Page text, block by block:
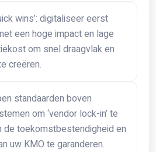
wins’: digitaliseer eerst
een hoge impact en lage
om snel draagvlak en
creëren.
standaarden boven
om ‘vendor lock-in’ te
de toekomstbestendigheid en
uw KMO te garanderen.